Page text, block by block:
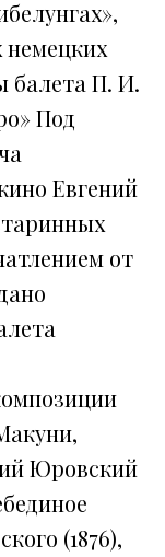
немецких
балета П. И.
Под
Евгений
от
Юровский
(1876),